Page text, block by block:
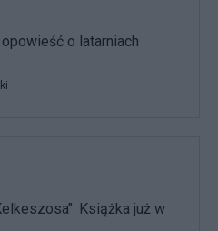
o latarniach
Książka już w